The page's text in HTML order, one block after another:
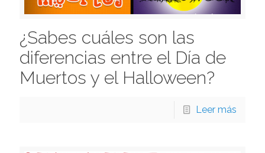
¿Sabes cuáles son las
diferencias entre el Día de
Muertos y el Halloween?
Leer más